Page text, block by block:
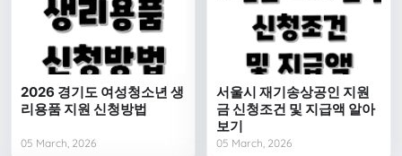
2026 경기도 여성청소년 생
리용품 지원 신청방법
05 March, 2026
서울시 재기송상공인 지원
금 신청조건 및 지급액 알아
보기
05 March, 2026